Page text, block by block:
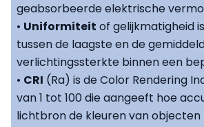
geabsorbeerde elektrische
• Uniformiteit of gelijkmatigheid
tussen de laagste en de
verlichtingssterkte binnen een
• CRI (Ra) is de Color Rendering
van 1 tot 100 die aangeeft hoe
lichtbron de kleuren van objecten